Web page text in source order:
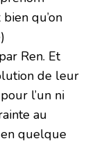
qu’on
Ren. Et
de leur
l’un ni
au
quelque